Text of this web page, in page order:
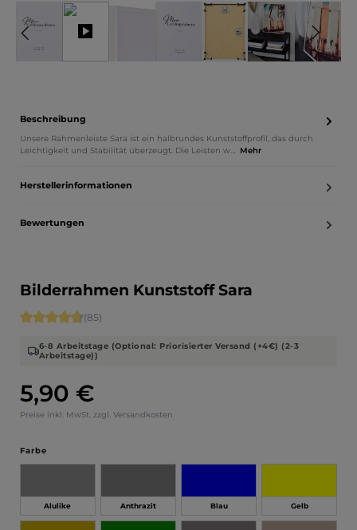
Beschreibung
Unsere Rahmenleiste Sara ist ein halbrundes Kunststoffprofil, das durch
Leichtigkeit und Stabilität überzeugt. Die Leisten w… Mehr
Herstellerinformationen
Bewertungen
Bilderrahmen Kunststoff Sara
Regulärer Preis:
5,90 €
Preise inkl. MwSt. zzgl. Versandkosten
Durchschnittliche Bewertung von 4.71 von 5 Sternen
(85)
6-8 Arbeitstage (Optional: Priorisierter Versand (+4€) (2-3
Arbeitstage))
Farbeauswählen
Alulike Anthrazit Blau Gelb